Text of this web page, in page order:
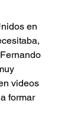
en
videos
formar